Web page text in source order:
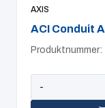
AXIS
ACI Conduit
-